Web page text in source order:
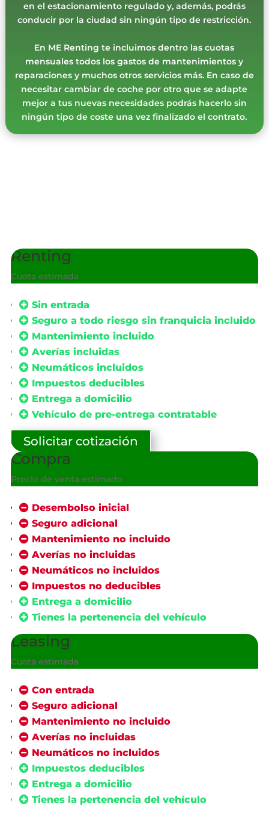
en el estacionamiento regulado y, además, podrás
conducir por la ciudad sin ningún tipo de restricción.
En ME Renting te incluimos dentro las cuotas
mensuales todos los gastos de mantenimientos y
reparaciones y muchos otros servicios más. En caso de
necesitar cambiar de coche por otro que se adapte
mejor a tus nuevas necesidades podrás hacerlo sin
ningún tipo de coste una vez finalizado el contrato.
Renting
Cuota estimada
Sin entrada
Seguro a todo riesgo sin franquicia incluido
Mantenimiento incluido
Averías incluidas
Neumáticos incluidos
Impuestos deducibles
Entrega a domicilio
Vehículo de pre-entrega contratable
Solicitar cotización
Compra
Precio de venta estimado
Desembolso inicial
Seguro adicional
Mantenimiento no incluido
Averías no incluidas
Neumáticos no incluidos
Impuestos no deducibles
Entrega a domicilio
Tienes la pertenencia del vehículo
Leasing
Cuota estimada
Con entrada
Seguro adicional
Mantenimiento no incluido
Averías no incluidas
Neumáticos no incluidos
Impuestos deducibles
Entrega a domicilio
Tienes la pertenencia del vehículo